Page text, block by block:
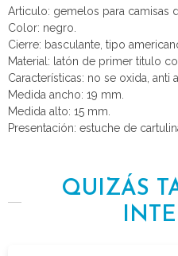
Articulo: gemelos para camisas
Color: negro.
Cierre: basculante, tipo
Material: latón de primer titulo
Características: no se oxida, anti
Medida ancho: 19 mm.
Medida alto: 15 mm.
Presentación: estuche de
QUIZÁS